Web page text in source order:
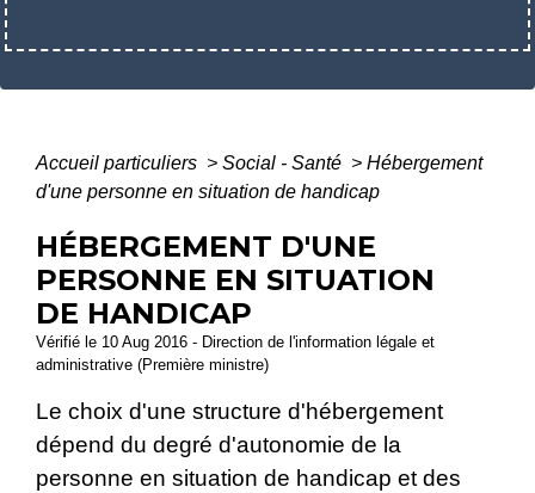
Accueil particuliers > Social - Santé > Hébergement
d'une personne en situation de handicap
HÉBERGEMENT D'UNE
PERSONNE EN SITUATION
DE HANDICAP
Vérifié le 10 Aug 2016 - Direction de l'information légale et
administrative (Première ministre)
Le choix d'une structure d'hébergement
dépend du degré d'autonomie de la
personne en situation de handicap et des